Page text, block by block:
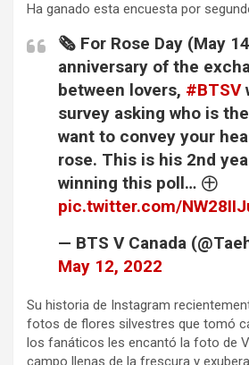
Ha ganado esta encuesta por
🗞 For Rose Day (May
anniversary of the
between lovers, #BTSV
survey asking who is
want to convey your
rose. This is his 2nd
winning this poll… ㊉
pic.twitter.com/
— BTS V Canada
May 12, 2022
Su historia de Instagram
fotos de flores silvestres que tomó
los fanáticos les encantó la foto de
campo llenas de la frescura y